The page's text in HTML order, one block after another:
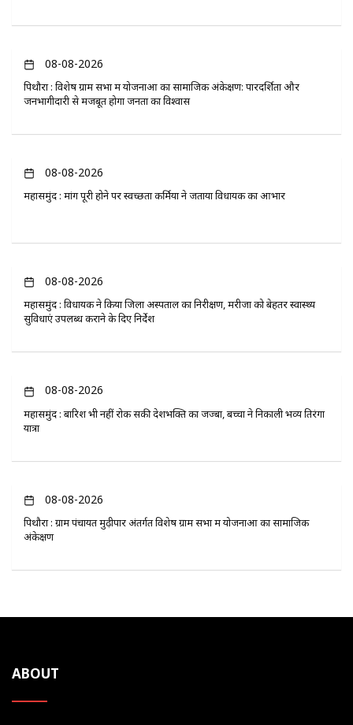
08-08-2026
पिथौरा : विशेष ग्राम सभा में योजनाओं का सामाजिक अंकेक्षण: पारदर्शिता और
जनभागीदारी से मजबूत होगा जनता का विश्वास
08-08-2026
महासमुंद : मांग पूरी होने पर स्वच्छता कर्मियों ने जताया विधायक का आभार
08-08-2026
महासमुंद : विधायक ने किया जिला अस्पताल का निरीक्षण, मरीजों को बेहतर स्वास्थ्य
सुविधाएं उपलब्ध कराने के दिए निर्देश
08-08-2026
महासमुंद : बारिश भी नहीं रोक सकी देशभक्ति का जज्बा, बच्चों ने निकाली भव्य तिरंगा
यात्रा
08-08-2026
पिथौरा : ग्राम पंचायत मुढ़ीपार अंतर्गत विशेष ग्राम सभा में योजनाओं का सामाजिक
अंकेक्षण
ABOUT